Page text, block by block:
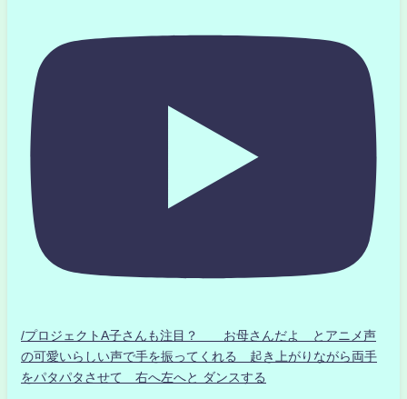
/プロジェクトA子さんも注目？ お母さんだよ とアニメ声
の可愛いらしい声で手を振ってくれる 起き上がりながら両手
をパタパタさせて 右へ左へと ダンスする